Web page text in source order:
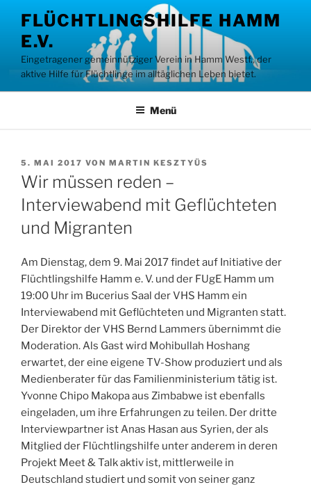
Inhalt
springen
FLÜCHTLINGSHILFE HAMM
E.V.
Eingetragener gemeinnütziger Verein in Hamm Westf., der
aktive Hilfe für Flüchtlinge im alltäglichen Leben bietet.
Menü
VERÖFFENTLICHT
AM
5. MAI 2017 VON MARTIN KESZTYÜS
Wir müssen reden –
Interviewabend mit Geflüchteten
und Migranten
Am Dienstag, dem 9. Mai 2017 findet auf Initiative der
Flüchtlingshilfe Hamm e. V. und der FUgE Hamm um
19:00 Uhr im Bucerius Saal der VHS Hamm ein
Interviewabend mit Geflüchteten und Migranten statt.
Der Direktor der VHS Bernd Lammers übernimmt die
Moderation. Als Gast wird Mohibullah Hoshang
erwartet, der eine eigene TV-Show produziert und als
Medienberater für das Familienministerium tätig ist.
Yvonne Chipo Makopa aus Zimbabwe ist ebenfalls
eingeladen, um ihre Erfahrungen zu teilen. Der dritte
Interviewpartner ist Anas Hasan aus Syrien, der als
Mitglied der Flüchtlingshilfe unter anderem in deren
Projekt Meet & Talk aktiv ist, mittlerweile in
Deutschland studiert und somit von seiner ganz